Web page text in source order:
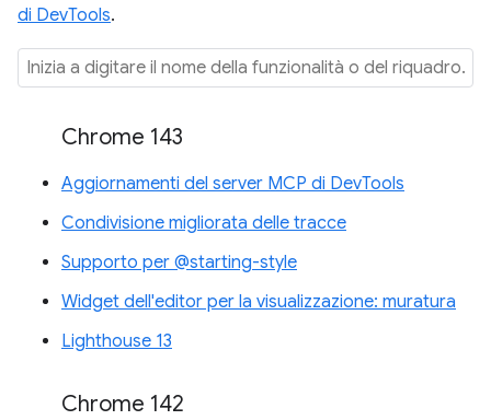
di DevTools.
Chrome 143
Aggiornamenti del server MCP di DevTools
Condivisione migliorata delle tracce
Supporto per @starting-style
Widget dell'editor per la visualizzazione: muratura
Lighthouse 13
Chrome 142